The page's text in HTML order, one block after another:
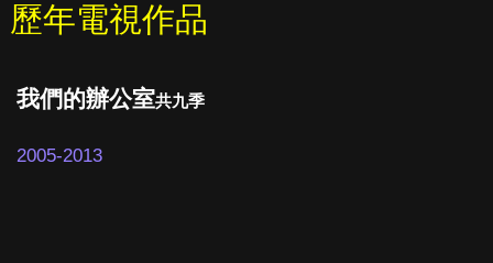
歷年電視作品
我們的辦公室共九季
2005-2013